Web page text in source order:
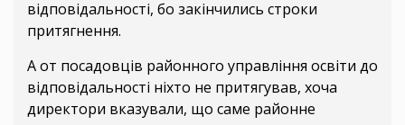
відповідальності, бо закінчились строки
притягнення.
А от посадовців районного управління освіти до
відповідальності ніхто не притягував, хоча
директори вказували, що саме районне